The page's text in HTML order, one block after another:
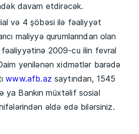
davam etdirəcək.
4 şöbəsi ilə fəaliyyət
maliyyə qurumlarından olan
2009-cu ilin fevral
yenilənən xidmətlər barədə
www.afb.az saytından, 1545
ya Bankın müxtəlif sosial
əldə edə bilərsiniz.